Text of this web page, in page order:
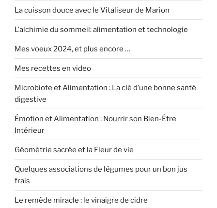
La cuisson douce avec le Vitaliseur de Marion
L’alchimie du sommeil: alimentation et technologie
Mes voeux 2024, et plus encore …
Mes recettes en video
Microbiote et Alimentation : La clé d’une bonne santé
digestive
Émotion et Alimentation : Nourrir son Bien-Être
Intérieur
Géométrie sacrée et la Fleur de vie
Quelques associations de légumes pour un bon jus
frais
Le remède miracle : le vinaigre de cidre